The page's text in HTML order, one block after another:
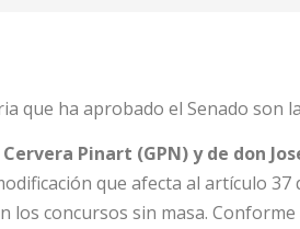
que ha aprobado el Senado son
Pinart (GPN) y de don
que afecta al artículo
concursos sin masa.